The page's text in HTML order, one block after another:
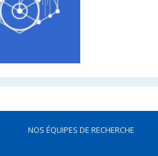
NOS ÉQUIPES DE RECHERCHE